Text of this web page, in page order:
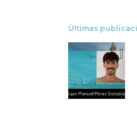
Últimas